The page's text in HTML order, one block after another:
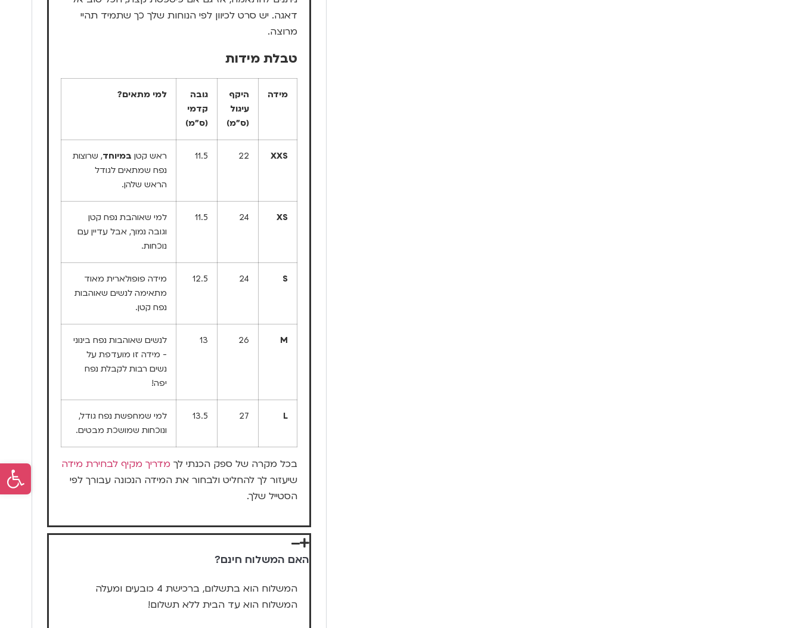
דאגה. יש סרט לכיוון לפי הנוחות שלך כך שתמיד תהיי
מרוצה.
טבלת מידות
מידה
היקף
עיגול
(ס"מ)
גובה
קדמי
(ס"מ)
למי מתאים?
XXS
22
11.5 ראש קטן במיוחד, שרוצות
נפח שמתאים לגודל
הראש שלהן.
XS
24
11.5
למי שאוהבת נפח קטן
וגובה נמוך, אבל עדיין עם
נוכחות.
S
24
12.5
מידה פופולארית מאוד
מתאימה לנשים שאוהבות
נפח קטן.
M
26
13
לנשים שאוהבות נפח בינוני
- מידה זו מועדפת על
נשים רבות לקבלת נפח
יפה!
L
27
13.5
למי שמחפשת נפח גודל,
ונוכחות שמושכת מבטים.
בכל מקרה של ספק הכנתי לךמדריך מקיף לבחירת מידה
שיעזור לך להחליט ולבחור את המידה הנכונה עבורך לפי
הסטייל שלך.
האם המשלוח חינם?
המשלוח הוא בתשלום, ברכישת 4 כובעים ומעלה
המשלוח הוא עד הבית ללא תשלום!
פתח